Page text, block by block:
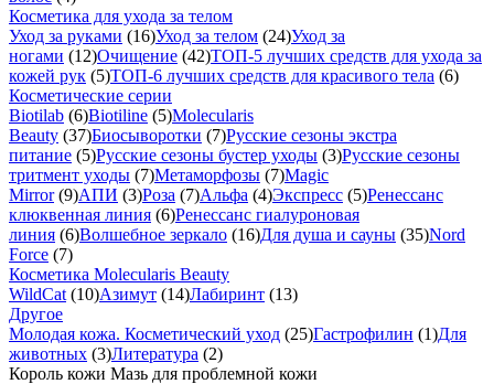
Косметика для ухода за телом
Уход за руками (16)Уход за телом (24)Уход за
ногами (12)Очищение (42)ТОП-5 лучших средств для ухода за
кожей рук (5)ТОП-6 лучших средств для красивого тела (6)
Косметические серии
Biotilab (6)Biotiline (5)Molecularis
Beauty (37)Биосыворотки (7)Русские сезоны экстра
питание (5)Русские сезоны бустер уходы (3)Русские сезоны
тритмент уходы (7)Метаморфозы (7)Magic
Mirror(9)АПИ (3)Роза (7)Альфа (4)Экспресс (5)Ренессанс
клюквенная линия (6)Ренессанс гиалуроновая
линия (6)Волшебное зеркало (16)Для душа и сауны (35)Nord
Force (7)
Косметика Molecularis Beauty
WildCat (10)Азимут (14)Лабиринт (13)
Другое
Молодая кожа. Косметический уход (25)Гастрофилин (1)Для
животных (3)Литература (2)
Король кожи Мазь для проблемной кожи